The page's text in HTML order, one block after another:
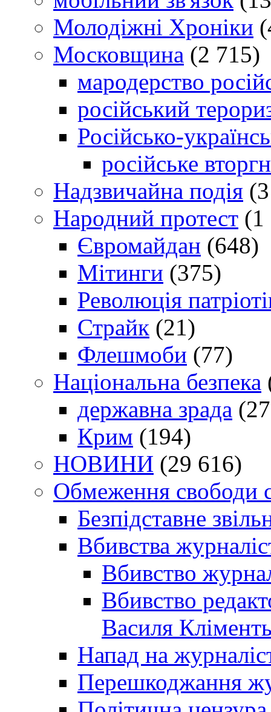
Молодіжні Хроніки
Московщина (2 715)
мародерство
російський
Російсько-
російське
Надзвичайна подія
Народний протест (1
Євромайдан (648)
Мітинги (375)
Революція
Страйк (21)
Флешмоби (77)
Національна безпека
державна зрада
Крим (194)
НОВИНИ (29 616)
Обмеження свободи
Безпідставне
Вбивства
Вбивство
Вбивство
Василя
Напад на
Перешкоджання